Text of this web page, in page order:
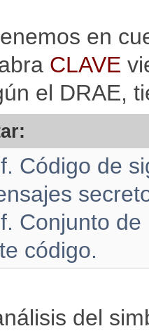
en
CLAVE
el DRAE,
Código de
Conjunto
código.
del